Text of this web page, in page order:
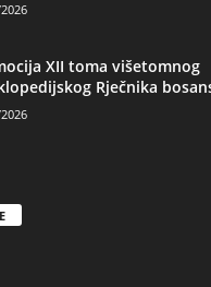
XII toma višetomnog
Rječnika